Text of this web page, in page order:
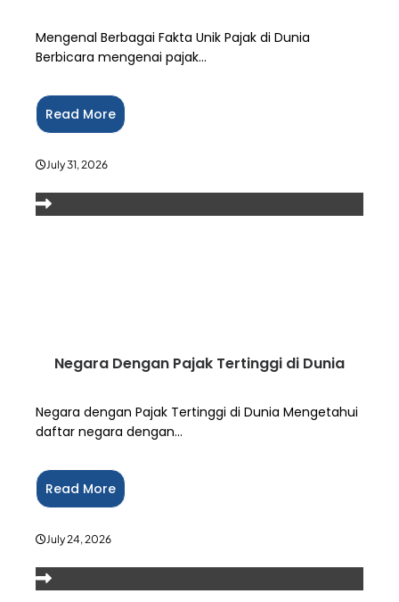
Mengenal Berbagai Fakta Unik Pajak di Dunia
Berbicara mengenai pajak...
Read More
July 31, 2026
Negara Dengan Pajak Tertinggi di Dunia
Negara dengan Pajak Tertinggi di Dunia Mengetahui
daftar negara dengan...
Read More
July 24, 2026